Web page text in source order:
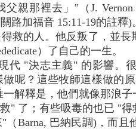
親那裡去」"（J. Vernon
路加福音 15:11-19的註釋)。
救的人。他反叛了，並
）了自己的一生。
代 "決志主義" 的影響。
呢？這些牧師這樣做的
解釋是，他們就像那浪
" 了；有些吸毒的也已 "
Barna, 巴納民調)，而